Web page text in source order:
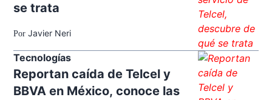
se trata
Por Javier Neri
Tecnologías
Reportan caída de Telcel y
BBVA en México, conoce las